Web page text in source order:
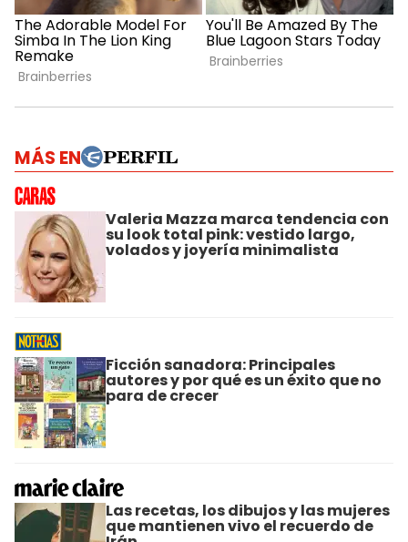
MÁS EN
Valeria Mazza marca tendencia con
su look total pink: vestido largo,
volados y joyería minimalista
Ficción sanadora: Principales
autores y por qué es un éxito que no
para de crecer
Las recetas, los dibujos y las mujeres
que mantienen vivo el recuerdo de